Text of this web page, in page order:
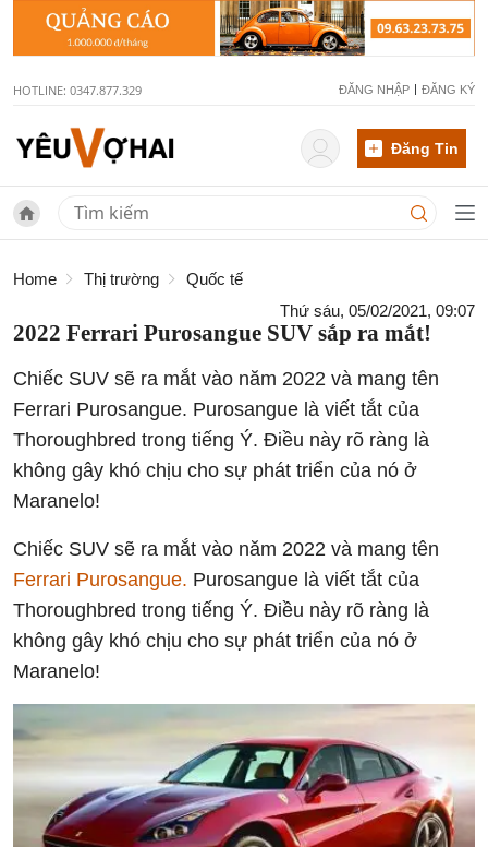
HOTLINE: 0347.877.329 ĐĂNG NHẬP ĐĂNG KÝ
Đăng Tin
Home Thị trường
Quốc tế
Thứ sáu, 05/02/2021, 09:07
2022 Ferrari Purosangue SUV sắp ra mắt!
Chiếc SUV sẽ ra mắt vào năm 2022 và mang tên
Ferrari Purosangue. Purosangue là viết tắt của
Thoroughbred trong tiếng Ý. Điều này rõ ràng là
không gây khó chịu cho sự phát triển của nó ở
Maranelo!
Chiếc SUV sẽ ra mắt vào năm 2022 và mang tên
Ferrari Purosangue. Purosangue là viết tắt của
Thoroughbred trong tiếng Ý. Điều này rõ ràng là
không gây khó chịu cho sự phát triển của nó ở
Maranelo!